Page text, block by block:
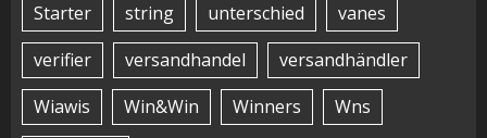
Starter
string unterschied
vanes
verifier
versandhandel
versandhändler
Wiawis
Win&Win Winners
Wns